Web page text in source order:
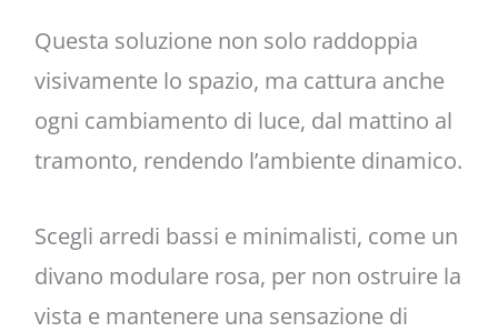
Questa soluzione non solo raddoppia
visivamente lo spazio, ma cattura anche
ogni cambiamento di luce, dal mattino al
tramonto, rendendo l’ambiente dinamico.
Scegli arredi bassi e minimalisti, come un
divano modulare rosa, per non ostruire la
vista e mantenere una sensazione di